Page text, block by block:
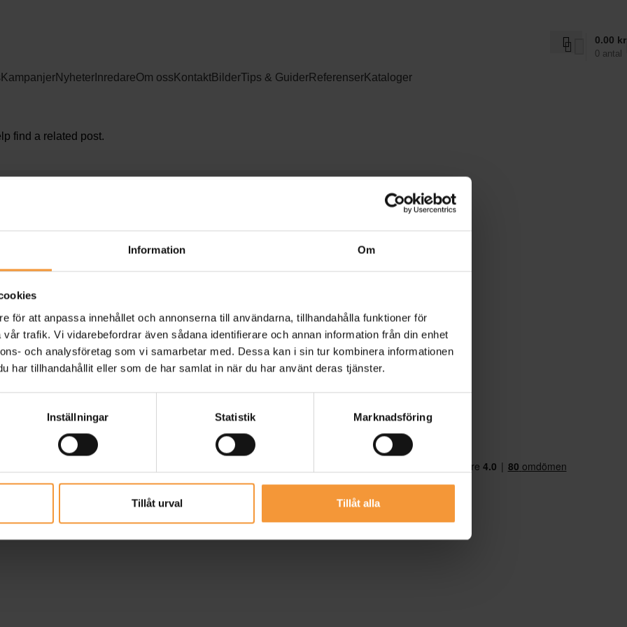
Information Om
för att anpassa innehållet och annonserna till användarna, tillhandahålla funktioner för
trafik. Vi vidarebefordrar även sådana identifierare och annan information från din enhet
och analysföretag som vi samarbetar med. Dessa kan i sin tur kombinera informationen
har tillhandahållit eller som de har samlat in när du har använt deras tjänster.
Inställningar Statistik Marknadsföring
Tillåt urval Tillåt alla
0 antal
0.00 kr
KampanjerNyheter InredareOm oss KontaktBilderTips & GuiderReferenserKataloger
find a related post.